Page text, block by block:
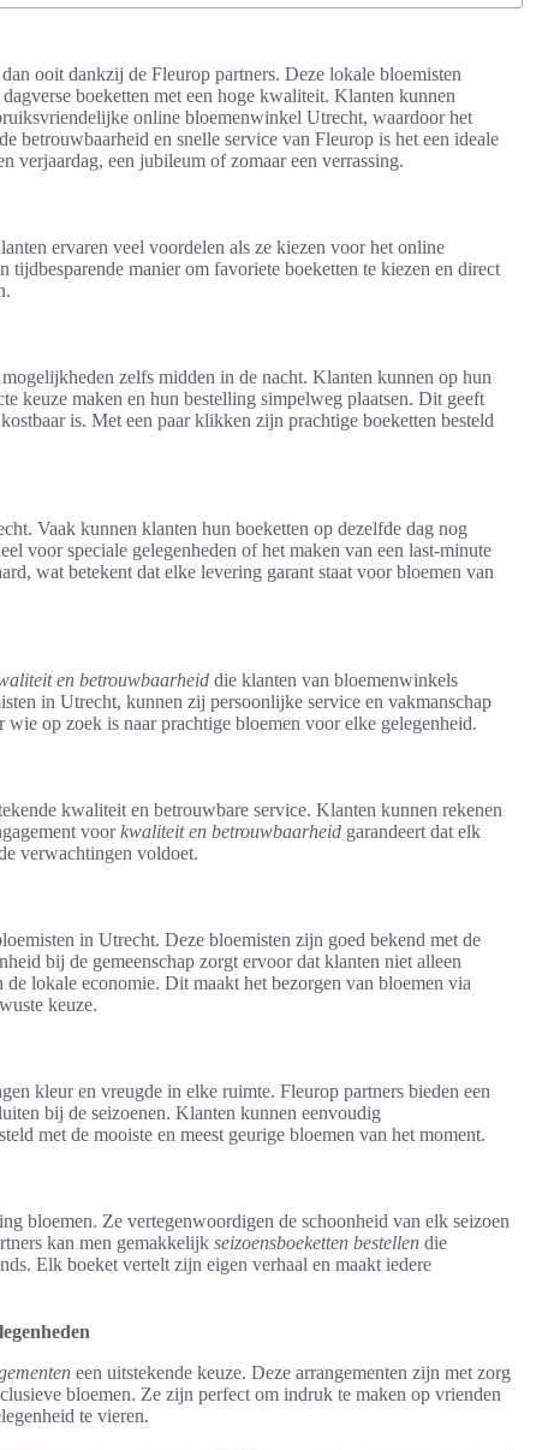
ooit dankzij de Fleurop partners. Deze lokale bloemisten
boeketten met een hoge kwaliteit. Klanten kunnen
online bloemenwinkel Utrecht, waardoor het
betrouwbaarheid en snelle service van Fleurop is het een ideale
verjaardag, een jubileum of zomaar een verrassing.
ervaren veel voordelen als ze kiezen voor het online
manier om favoriete boeketten te kiezen en direct
zelfs midden in de nacht. Klanten kunnen op hun
keuze maken en hun bestelling simpelweg plaatsen. Dit geeft
is. Met een paar klikken zijn prachtige boeketten besteld
Vaak kunnen klanten hun boeketten op dezelfde dag nog
voor speciale gelegenheden of het maken van een last-minute
wat betekent dat elke levering garant staat voor bloemen van
en betrouwbaarheid die klanten van bloemenwinkels
in Utrecht, kunnen zij persoonlijke service en vakmanschap
op zoek is naar prachtige bloemen voor elke gelegenheid.
kwaliteit en betrouwbare service. Klanten kunnen rekenen
voorkwaliteit en betrouwbaarheid garandeert dat elk
verwachtingen voldoet.
in Utrecht. Deze bloemisten zijn goed bekend met de
bij de gemeenschap zorgt ervoor dat klanten niet alleen
lokale economie. Dit maakt het bezorgen van bloemen via
keuze.
kleur en vreugde in elke ruimte. Fleurop partners bieden een
bij de seizoenen. Klanten kunnen eenvoudig
met de mooiste en meest geurige bloemen van het moment.
bloemen. Ze vertegenwoordigen de schoonheid van elk seizoen
kan men gemakkelijk seizoensboeketten bestellen die
Elk boeket vertelt zijn eigen verhaal en maakt iedere
een uitstekende keuze. Deze arrangementen zijn met zorg
bloemen. Ze zijn perfect om indruk te maken op vrienden
te vieren.